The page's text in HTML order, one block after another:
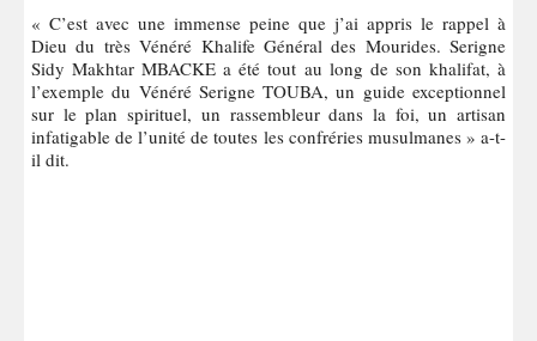
« C’est avec une immense peine que j’ai appris le rappel à
Dieu du très Vénéré Khalife Général des Mourides. Serigne
Sidy Makhtar MBACKE a été tout au long de son khalifat, à
l’exemple du Vénéré Serigne TOUBA, un guide exceptionnel
sur le plan spirituel, un rassembleur dans la foi, un artisan
infatigable de l’unité de toutes les confréries musulmanes » a-t-
il dit.